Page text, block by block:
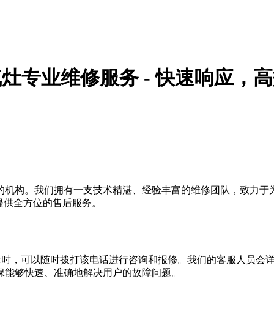
专业维修服务 - 快速响应，
构。我们拥有一支技术精湛、经验丰富的维修团队，致力
全方位的售后服务。
，可以随时拨打该电话进行咨询和报修。我们的客服人员
够快速、准确地解决用户的故障问题。